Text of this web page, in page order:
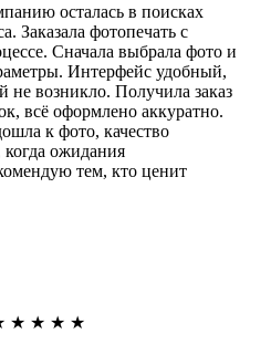
осталась в поисках
Заказала фотопечать с
Сначала выбрала фото и
Интерфейс удобный,
не возникло. Получила заказ
всё оформлено аккуратно.
к фото, качество
ожидания
тем, кто ценит
★ ★ ★ ★